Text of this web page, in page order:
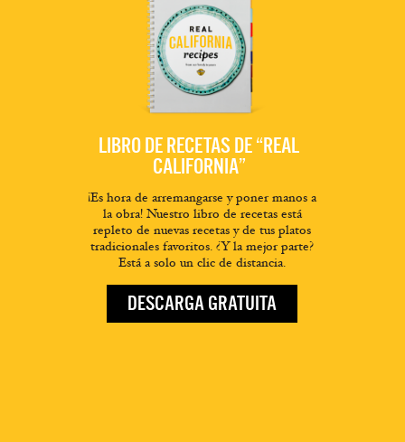
LIBRO DE RECETAS DE “REAL
CALIFORNIA”
¡Es hora de arremangarse y poner manos a
la obra! Nuestro libro de recetas está
repleto de nuevas recetas y de tus platos
tradicionales favoritos. ¿Y la mejor parte?
Está a solo un clic de distancia.
DESCARGA GRATUITA